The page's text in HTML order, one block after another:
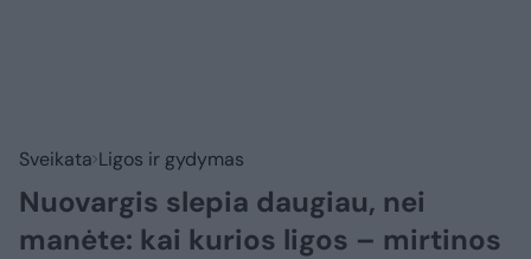
Sveikata Ligos ir gydymas
Nuovargis slepia daugiau, nei
manėte: kai kurios ligos – mirtinos